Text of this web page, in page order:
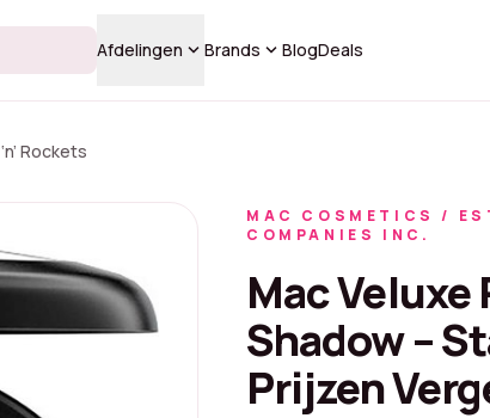
Afdelingen keyboard_arrow_downBrands keyboard_arrow_downBlogDeals
Rockets
MAC COSMETICS /
COMPANIES INC.
Mac Veluxe
Shadow –
Prijzen